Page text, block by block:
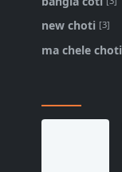
new choti [3]
ma chele choti